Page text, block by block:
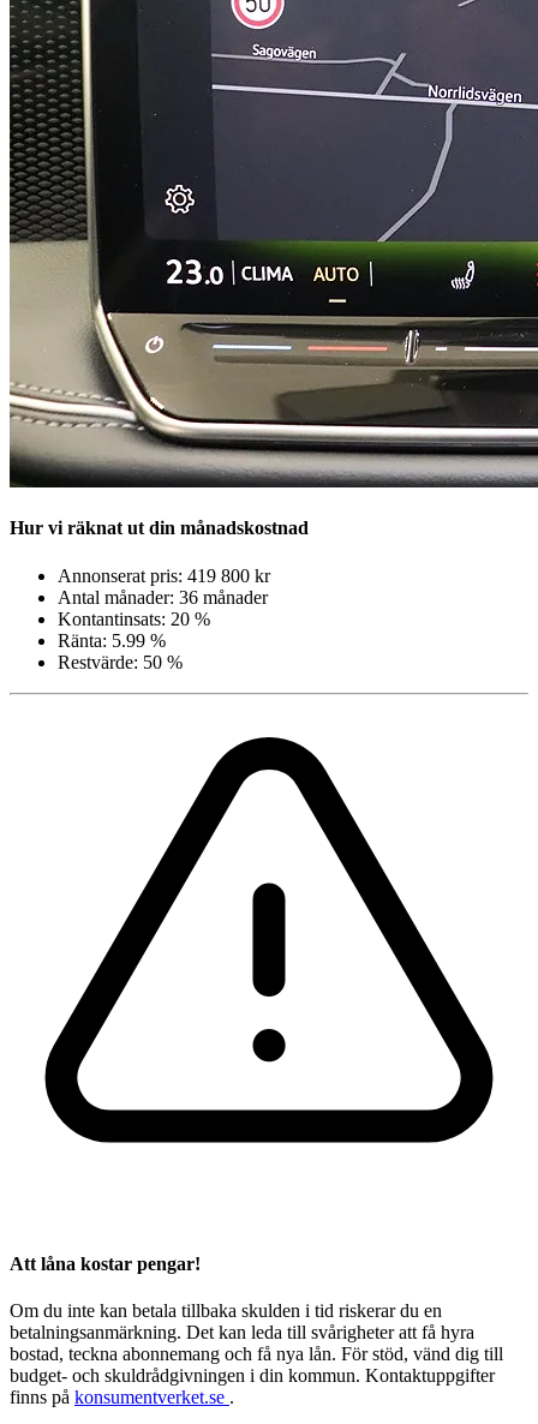
Hur vi räknat ut din månadskostnad
Annonserat pris: 419 800 kr
Antal månader: 36 månader
Kontantinsats: 20 %
Ränta: 5.99 %
Restvärde: 50 %
Att låna kostar pengar!
Om du inte kan betala tillbaka skulden i tid riskerar du en
betalningsanmärkning. Det kan leda till svårigheter att få hyra
bostad, teckna abonnemang och få nya lån. För stöd, vänd dig till
budget- och skuldrådgivningen i din kommun. Kontaktuppgifter
finns på konsumentverket.se .